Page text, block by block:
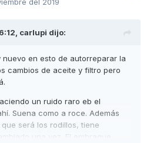
del 2019
carlupi dijo:
nuevo en esto de autorreparar la
cambios de aceite y filtro pero
un ruido raro eb el
Suena como a roce. Además
será los rodillos, tiene
una vez. El embrague